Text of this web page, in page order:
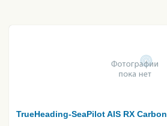
TrueHeading-SeaPilot AIS RX Carbon